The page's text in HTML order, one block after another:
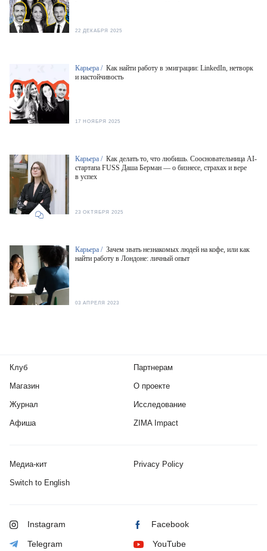
22 ДЕКАБРЯ 2025
Карьера / Как найти работу в эмиграции: LinkedIn, нетворк
и настойчивость
17 НОЯБРЯ 2025
Карьера / Как делать то, что любишь. Соосновательница AI-
стартапа FUSS Даша Берман — о бизнесе, страхах и вере
в успех
23 ОКТЯБРЯ 2025
Карьера / Зачем звать незнакомых людей на кофе, или как
найти работу в Лондоне: личный опыт
03 АПРЕЛЯ 2023
Клуб
Магазин
Журнал
Афиша
Партнерам
О проекте
Исследование
ZIMA Impact
Медиа-кит Privacy Policy
Switch to English
Instagram Facebook
Telegram YouTube